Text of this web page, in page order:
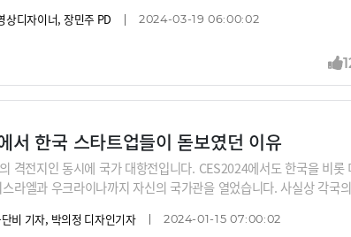
상디자이너, 장민주 PD 2024-03-19 06:00:02
서 한국 스타트업들이 돋보였던 이유
격전지인 동시에 국가 대항전입니다. CES2024에서도 한국을 비롯
라엘과 우크라이나까지 자신의 국가관을 열었습니다. 사실상 각국
하고 도착 시간을 예측해주는 회사와 메타버스 창작엔진을 제공하는
비 기자, 박의정 디자인기자 2024-01-15 07:00:02